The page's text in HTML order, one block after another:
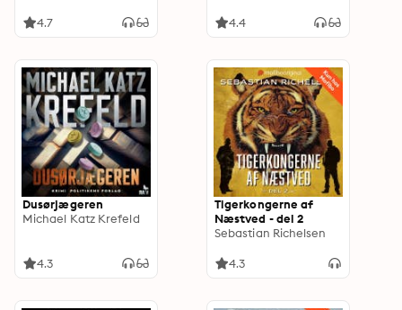
4.7 4.4
Dusørjægeren
Michael Katz Krefeld
4.3
Tigerkongerne af
Næstved - del 2
Sebastian Richelsen
4.3